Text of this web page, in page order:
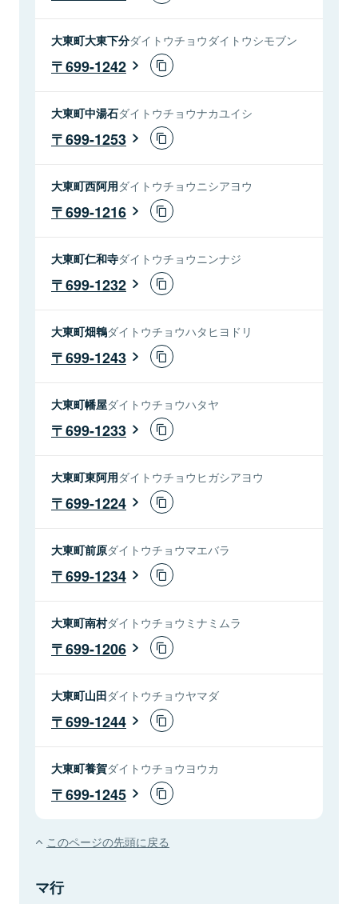
大東町大東下分ダイトウチョウダイトウシモブン
699-1242
大東町中湯石ダイトウチョウナカユイシ
699-1253
大東町西阿用ダイトウチョウニシアヨウ
699-1216
大東町仁和寺ダイトウチョウニンナジ
699-1232
大東町畑鵯ダイトウチョウハタヒヨドリ
699-1243
大東町幡屋ダイトウチョウハタヤ
699-1233
大東町東阿用ダイトウチョウヒガシアヨウ
699-1224
大東町前原ダイトウチョウマエバラ
699-1234
大東町南村ダイトウチョウミナミムラ
699-1206
大東町山田ダイトウチョウヤマダ
699-1244
大東町養賀ダイトウチョウヨウカ
699-1245
このページの先頭に戻る
マ行